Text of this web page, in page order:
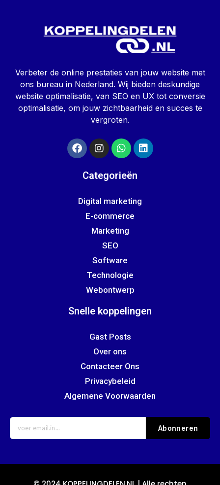
Verbeter de online prestaties van jouw website met
ons bureau in Nederland. Wij bieden deskundige
website optimalisatie, van SEO en UX tot conversie
optimalisatie, om jouw zichtbaarheid en succes te
vergroten.
Categorieën
Digital marketing
E-commerce
Marketing
SEO
Software
Technologie
Webontwerp
Snelle koppelingen
Gast Posts
Over ons
Contacteer Ons
Privacybeleid
Algemene Voorwaarden
Abonneren